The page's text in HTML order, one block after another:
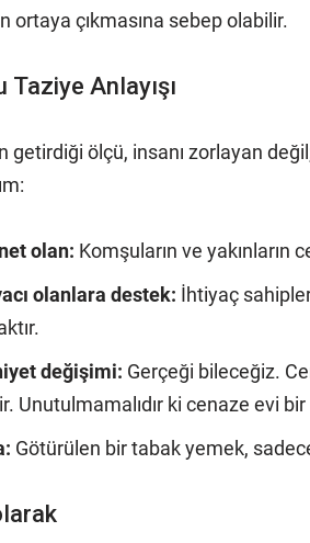
ortaya çıkmasına sebep olabilir.
Taziye Anlayışı
getirdiği ölçü, insanı zorlayan
olan: Komşuların ve
olanlara destek: İhtiyaç
değişimi: Gerçeği bileceğiz.
Unutulmamalıdır ki cenaze evi
Götürülen bir tabak yemek,